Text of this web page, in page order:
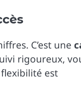
C’est une
rigoureux,
flexibilité est